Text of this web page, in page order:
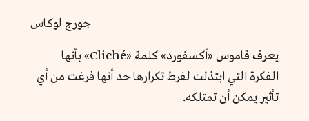
- جورج لوكاس
يعرف قاموس «أكسفورد» كلمة «Cliché» بأنها
الفكرة التي ابتذلت لفرط تكرارها حد أنها فرغت من أي
تأثير يمكن أن تمتلكه.